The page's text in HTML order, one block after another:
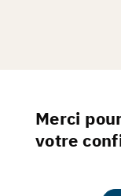
Merci
votre